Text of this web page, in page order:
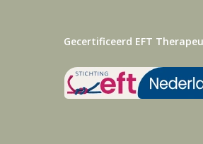
Gecertificeerd EFT